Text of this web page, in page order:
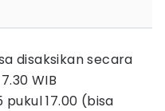
disaksikan secara
WIB
pukul 17.00 (bisa